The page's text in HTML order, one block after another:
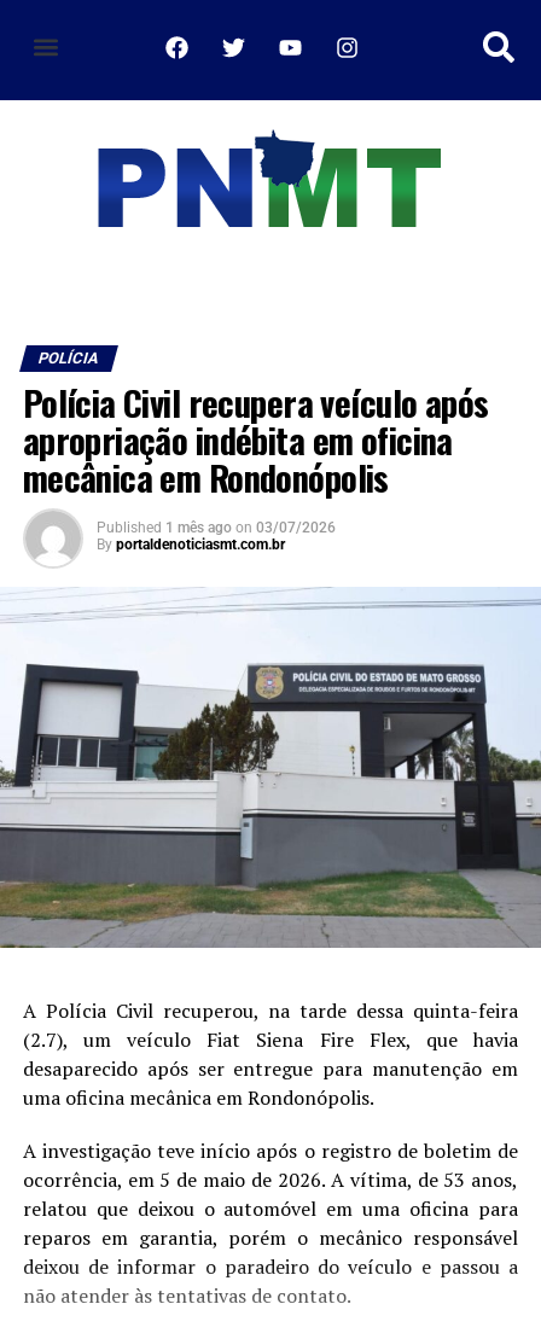
POLÍCIA
Polícia Civil recupera veículo após
apropriação indébita em oficina
mecânica em Rondonópolis
Published 1 mês ago on 03/07/2026
By portaldenoticiasmt.com.br
A Polícia Civil recuperou, na tarde dessa quinta-feira
(2.7), um veículo Fiat Siena Fire Flex, que havia
desaparecido após ser entregue para manutenção em
uma oficina mecânica em Rondonópolis.
A investigação teve início após o registro de boletim de
ocorrência, em 5 de maio de 2026. A vítima, de 53 anos,
relatou que deixou o automóvel em uma oficina para
reparos em garantia, porém o mecânico responsável
deixou de informar o paradeiro do veículo e passou a
não atender às tentativas de contato.